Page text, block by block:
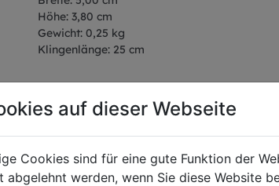
Höhe: 3,80 cm
Gewicht: 0,25 kg
Klingenlänge: 25 cm
Sie auch
auf dieser Webseite
Cookies sind für eine gute Funktion der
werden, wenn Sie diese Website